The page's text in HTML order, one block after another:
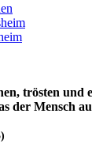
trösten und
der Mensch